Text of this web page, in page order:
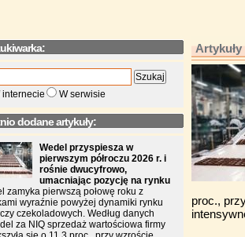
proc.,
internecie W serwisie
dodane artykuły:
Wedel przyspiesza w
pierwszym półroczu 2026 r. i
rośnie dwucyfrowo,
umacniając pozycję na rynku
zamyka pierwszą połowę roku z
wyraźnie powyżej dynamiki rynku
czekoladowych. Według danych
za NIQ sprzedaż wartościowa firmy